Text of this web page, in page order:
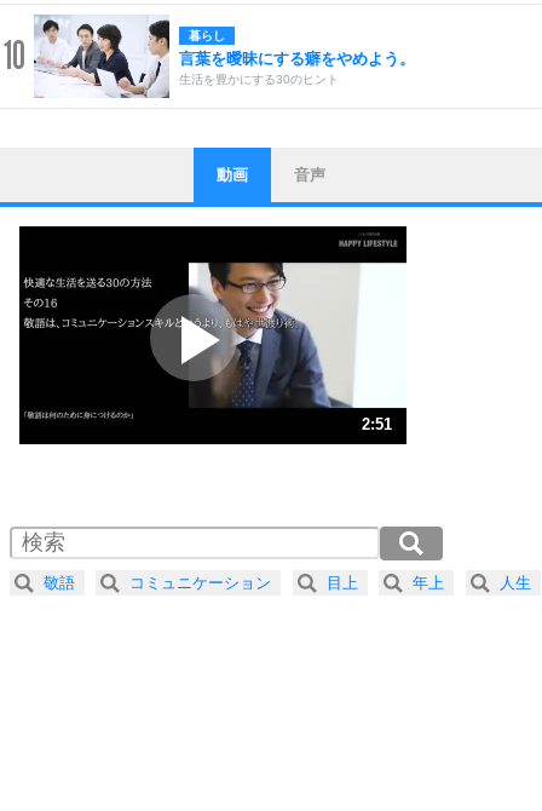
10 暮らし
言葉を曖昧にする癖をやめよう。
生活を豊かにする30のヒント
1
ストレス対策
他人と比べない。
いっそのこと、他人を見ない。
いらいらしない人になる30の方法
プラス思考
ポジティブになれない原因は、行動しないから。
ポジティブ思考になる30の方法
ストレス対策
人生、なんとかなるもの。
気楽に生きる30の方法
4 器の大きい人は、怒りを優しさで表現する。
動画 音声
2:51
2.0倍速 （336KB 1分25秒）
2.5倍速 （269KB 1分8秒）
3.0倍速 （225KB 57秒）
敬語 コミュニケーション 目上 年上 人生